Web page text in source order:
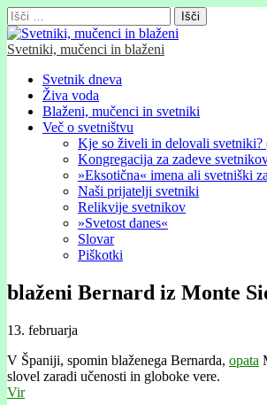
Išči:
Svetniki, mučenci in blaženi
Glavni
meni
Skip
content
Svetnik dneva
Živa voda
Blaženi, mučenci in svetniki
Več o svetništvu
Kje so živeli in delovali svetniki?
Kongregacija za zadeve
»Eksotična« imena ali svetniški
Naši prijatelji svetniki
Relikvije svetnikov
»Svetost danes«
Slovar
Piškotki
blaženi Bernard iz Monte
13. februarja
V Španiji, spomin blaženega Bernarda, opata
slovel zaradi učenosti in globoke vere.
Vir